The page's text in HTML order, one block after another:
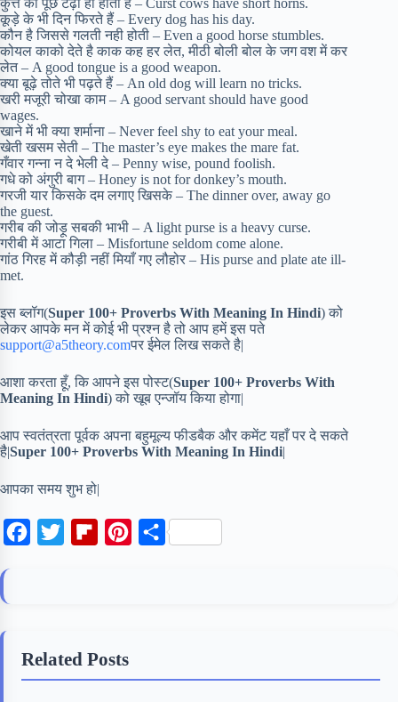
कूड़े के भी दिन फिरते हैं – Every dog has his day.
कौन है जिससे गलती नही होती – Even a good horse stumbles.
कोयल काको देते है काक कह हर लेत, मीठी बोली बोल के जग वश में कर
लेत – A good tongue is a good weapon.
क्या बूढ़े तोते भी पढ़ते हैं – An old dog will learn no tricks.
खरी मजूरी चोखा काम – A good servant should have good
wages.
खाने में भी क्या शर्माना – Never feel shy to eat your meal.
खेती खसम सेती – The master’s eye makes the mare fat.
गँवार गन्ना न दे भेली दे – Penny wise, pound foolish.
गधे को अंगुरी बाग – Honey is not for donkey’s mouth.
गरजी यार किसके दम लगाए खिसके – The dinner over, away go
the guest.
गरीब की जोड़ू सबकी भाभी – A light purse is a heavy curse.
गरीबी में आटा गिला – Misfortune seldom come alone.
गांठ गिरह में कौड़ी नहीं मियाँ गए लौहोर – His purse and plate ate ill-
met.
इस ब्लॉग(Super 100+ Proverbs With Meaning In Hindi) को
लेकर आपके मन में कोई भी प्रश्न है तो आप हमें इस पते
support@a5theory.comपर ईमेल लिख सकते है|
आशा करता हूँ, कि आपने इस पोस्ट(Super 100+ Proverbs With
Meaning In Hindi) को खूब एन्जॉय किया होगा|
आप स्वतंत्रता पूर्वक अपना बहुमूल्य फीडबैक और कमेंट यहाँ पर दे सकते
है|Super 100+ Proverbs With Meaning In Hindi|
आपका समय शुभ हो|
o
e
o
S
Related Posts